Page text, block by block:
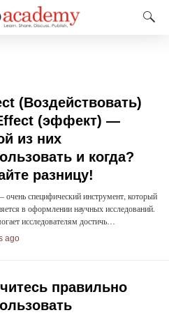
(Воздействовать)
(эффект) —
из них
и когда?
разницу!
специфический инструмент, который
в оформлении научных исследований.
исследователям достичь…
ago
правильно